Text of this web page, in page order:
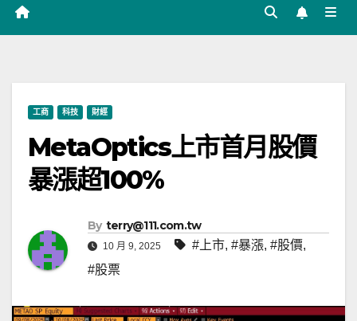
工商 科技 財經
MetaOptics上市首月股價
暴漲超100%
By terry@111.com.tw
10 月 9, 2025 #上市, #暴漲, #股價,
#股票